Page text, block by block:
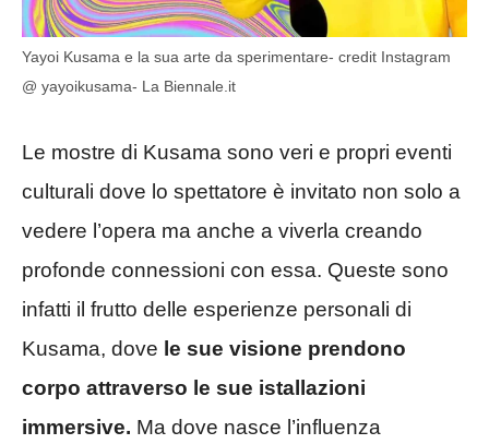
Yayoi Kusama e la sua arte da sperimentare- credit Instagram
@ yayoikusama- La Biennale.it
Le mostre di Kusama sono veri e propri eventi
culturali dove lo spettatore è invitato non solo a
vedere l’opera ma anche a viverla creando
profonde connessioni con essa. Queste sono
infatti il frutto delle esperienze personali di
Kusama, dove le sue visione prendono
corpo attraverso le sue istallazioni
immersive. Ma dove nasce l’influenza